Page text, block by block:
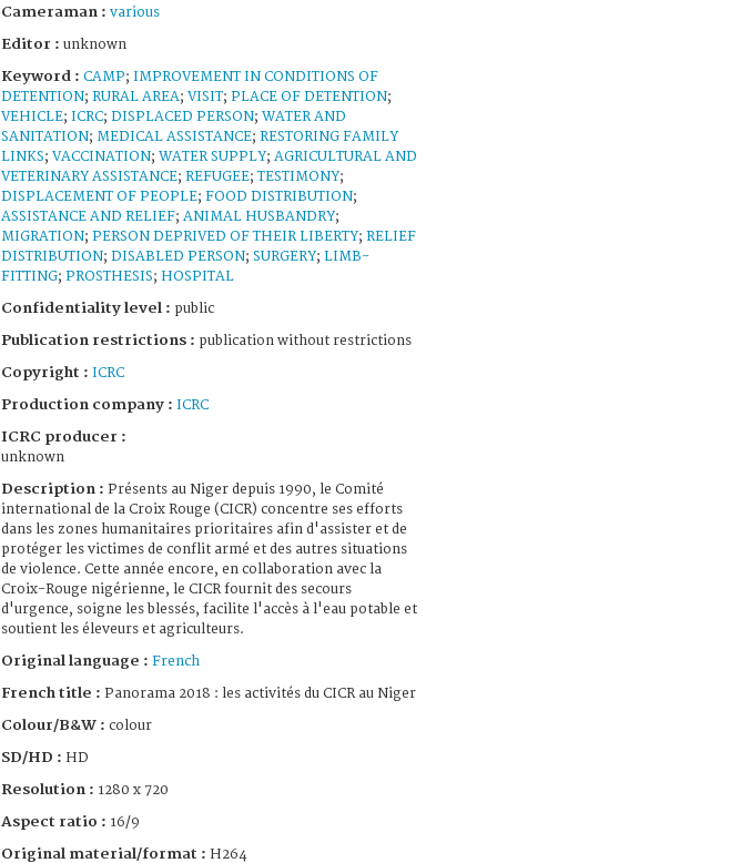
Cameraman : various
Editor : unknown
Keyword : CAMP; IMPROVEMENT IN CONDITIONS OF
DETENTION; RURAL AREA; VISIT; PLACE OF DETENTION;
VEHICLE; ICRC; DISPLACED PERSON; WATER AND
SANITATION; MEDICAL ASSISTANCE; RESTORING FAMILY
LINKS; VACCINATION; WATER SUPPLY; AGRICULTURAL AND
VETERINARY ASSISTANCE; REFUGEE;TESTIMONY;
DISPLACEMENT OF PEOPLE; FOOD DISTRIBUTION;
ASSISTANCE AND RELIEF; ANIMAL HUSBANDRY;
MIGRATION; PERSON DEPRIVED OF THEIR LIBERTY; RELIEF
DISTRIBUTION; DISABLED PERSON; SURGERY; LIMB-
FITTING; PROSTHESIS; HOSPITAL
Confidentiality level : public
Publication restrictions : publication without restrictions
Copyright : ICRC
Production company : ICRC
ICRC producer :
unknown
Description : Présents au Niger depuis 1990, le Comité
international de la Croix Rouge (CICR) concentre ses efforts
dans les zones humanitaires prioritaires afin d'assister et de
protéger les victimes de conflit armé et des autres situations
de violence. Cette année encore, en collaboration avec la
Croix-Rouge nigérienne, le CICR fournit des secours
d'urgence, soigne les blessés, facilite l'accès à l'eau potable et
soutient les éleveurs et agriculteurs.
Original language : French
French title : Panorama 2018 : les activités du CICR au Niger
Colour/B&W : colour
SD/HD : HD
Resolution : 1280 x 720
Aspect ratio : 16/9
Original material/format : H264